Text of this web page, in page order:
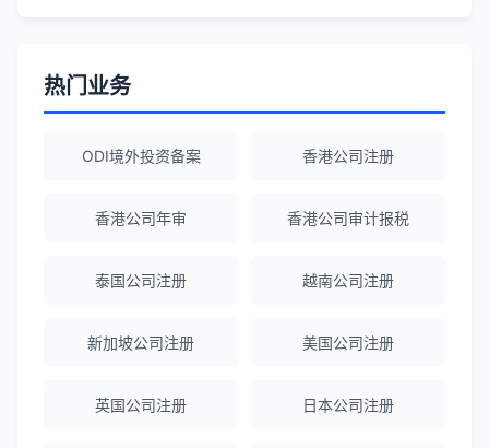
陈经理 ★★★★★
Emma Zhang ★★★★★
热门业务
ODI境外投资备案 香港公司注册
香港公司年审 香港公司审计报税
泰国公司注册 越南公司注册
新加坡公司注册 美国公司注册
英国公司注册 日本公司注册